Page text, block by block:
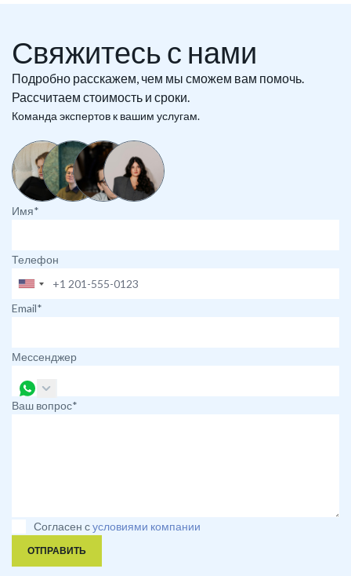
Свяжитесь с нами
Подробно расскажем, чем мы сможем вам помочь.
Рассчитаем стоимость и сроки.
Команда экспертов к вашим услугам.
Имя*
Телефон
Email*
Мессенджер
Ваш вопрос*
Согласен сусловиями компании
ОТПРАВИТЬ